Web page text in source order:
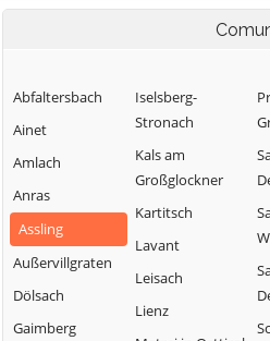
Abfaltersbach
Ainet
Amlach
Anras
Assling
Außervillgraten
Dölsach
Gaimberg
Iselsberg-
Stronach
Kals am
Großglockner
Kartitsch
Lavant
Leisach
Lienz